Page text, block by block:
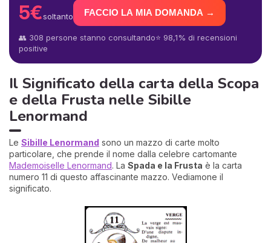
5€soltanto FACCIO LA MIA DOMANDA →
👥 308 persone stanno consultando⭐ 98,1% di recensioni
positive
Il Significato della carta della Scopa
e della Frusta nelle Sibille
Lenormand
Le Sibille Lenormand sono un mazzo di carte molto
particolare, che prende il nome dalla celebre cartomante
Mademoiselle Lenormand. La Spada e la Frusta è la carta
numero 11 di questo affascinante mazzo. Vediamone il
significato.